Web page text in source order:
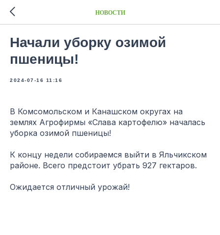
НОВОСТИ
Начали уборку озимой
пшеницы!
2024-07-16 11:16
В Комсомольском и Канашском округах на
землях Агрофирмы «Слава картофелю» началась
уборка озимой пшеницы!
К концу недели собираемся выйти в Яльчикском
районе. Всего предстоит убрать 927 гектаров.
Ожидается отличный урожай!